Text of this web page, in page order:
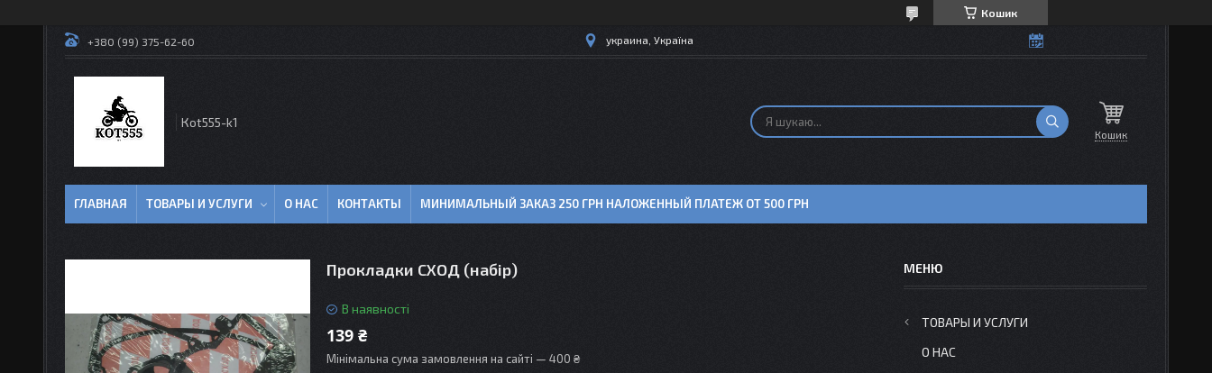
Кошик
+380 (99) 375-62-60 украина, Україна
Кot555-k1
Кошик
ГЛАВНАЯ ТОВАРЫ И УСЛУГИ О НАС КОНТАКТЫ МИНИМАЛЬНЫЙ ЗАКАЗ 250 ГРН НАЛОЖЕННЫЙ ПЛАТЕЖ ОТ 500 ГРН
Прокладки СХОД (набір)
В наявності
139 ₴
Мінімальна сума замовлення на сайті — 400 ₴
ТОВАРЫ И УСЛУГИ
О НАС